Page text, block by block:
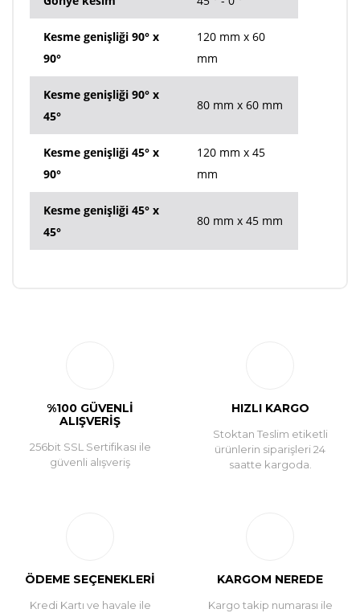
Kesme genişliği 90° x
90°
120 mm x 60
mm
Kesme genişliği 90° x
45°
80 mm x 60 mm
Kesme genişliği 45° x
90°
120 mm x 45
mm
Kesme genişliği 45° x
45°
80 mm x 45 mm
%100 GÜVENLİ
ALIŞVERİŞ
256bit SSL Sertifikası ile
güvenli alışveriş
HIZLI KARGO
Stoktan Teslim etiketli
ürünlerin siparişleri 24
saatte kargoda.
ÖDEME SEÇENEKLERİ
Kredi Kartı ve havale ile
KARGOM NEREDE
Kargo takip numarası ile